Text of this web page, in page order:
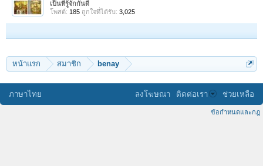
เป็นที่รู้จักกันดี
โพสต์: 185 ถูกใจที่ได้รับ: 3,025
หน้าแรก สมาชิก benay
ภาษาไทย ลงโฆษณา ติดต่อเรา ช่วยเหลือ
ข้อกำหนดและกฎ